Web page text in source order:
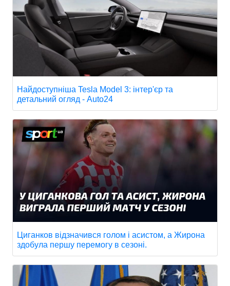
Найдоступніша Tesla Model 3: інтер'єр та
детальний огляд - Auto24
Циганков відзначився голом і асистом, а Жирона
здобула першу перемогу в сезоні.